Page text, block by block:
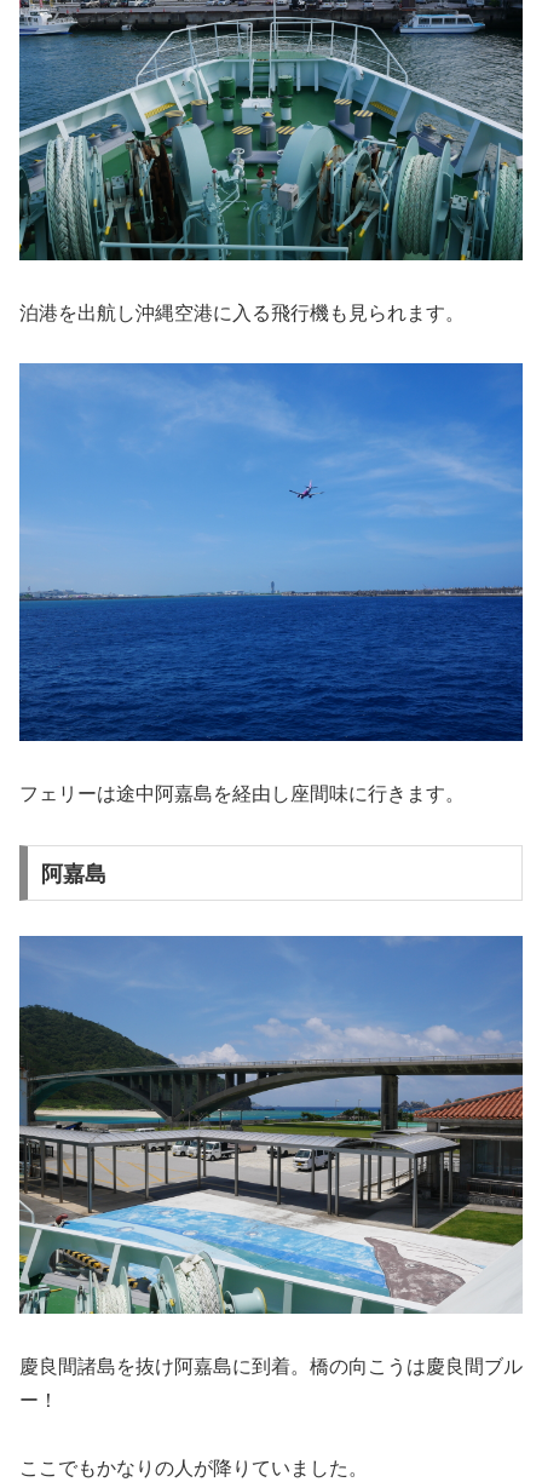
泊港を出航し沖縄空港に入る飛行機も見られます。
フェリーは途中阿嘉島を経由し座間味に行きます。
阿嘉島
慶良間諸島を抜け阿嘉島に到着。橋の向こうは慶良間ブル
ー！
ここでもかなりの人が降りていました。